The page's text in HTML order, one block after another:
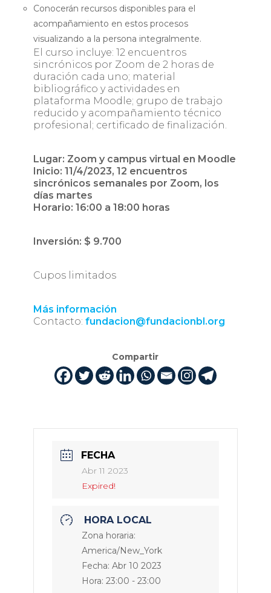
Conocerán recursos disponibles para el
acompañamiento en estos procesos
visualizando a la persona integralmente.
El curso incluye: 12 encuentros
sincrónicos por Zoom de 2 horas de
duración cada uno; material
bibliográfico y actividades en
plataforma Moodle; grupo de trabajo
reducido y acompañamiento técnico
profesional; certificado de finalización.
Lugar: Zoom y campus virtual en Moodle
Inicio: 11/4/2023, 12 encuentros
sincrónicos semanales por Zoom, los
días martes
Horario: 16:00 a 18:00 horas
Inversión: $ 9.700
Cupos limitados
Más información
Contacto: fundacion@fundacionbl.org
Compartir
FECHA
Abr 11 2023
Expired!
HORA LOCAL
Zona horaria:
America/New_York
Fecha: Abr 10 2023
Hora: 23:00 - 23:00